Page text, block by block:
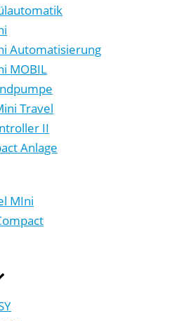
Automatisierung
MOBIL
Travel
II
Anlage
MIni